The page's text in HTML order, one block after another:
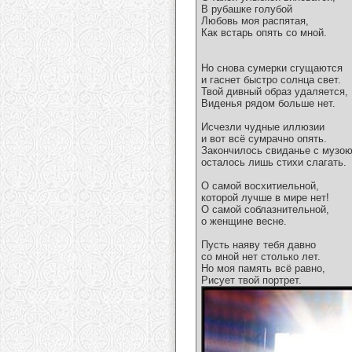
В рубашке голубой
Любовь моя распятая,
Как встарь опять со мной.
Но снова сумерки сгущаются
и гаснет быстро солнца свет.
Твой дивный образ удаляется,
Виденья рядом больше нет.
Исчезли чудные иллюзии
и вот всё сумрачно опять.
Закончилось свиданье с
осталось лишь стихи слагать.
О самой восхитиельной,
которой лучше в мире нет!
О самой соблазнительной,
о женщине весне.
Пусть наяву тебя давно
со мной нет столько лет.
Но моя память всё равно,
Рисует твой портрет.